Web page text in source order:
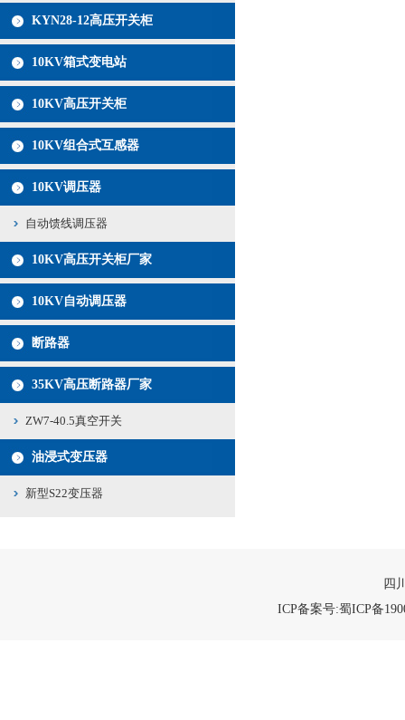
KYN28-12高压开关柜
10KV箱式变电站
10KV高压开关柜
10KV组合式互感器
10KV调压器
自动馈线调压器
10KV高压开关柜厂家
10KV自动调压器
断路器
35KV高压断路器厂家
ZW7-40.5真空开关
油浸式变压器
新型S22变压器
四
ICP备案号:蜀ICP备